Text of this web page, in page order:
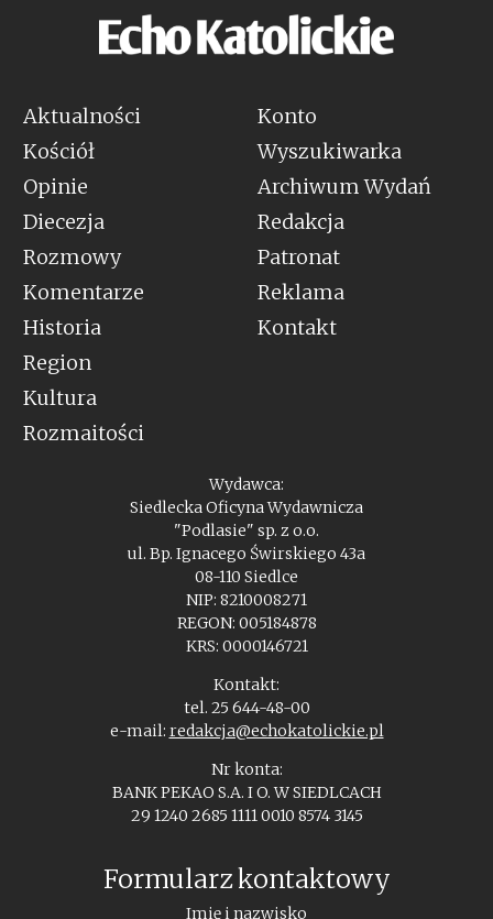
Aktualności
Kościół
Opinie
Diecezja
Rozmowy
Komentarze
Historia
Region
Kultura
Rozmaitości
Konto
Wyszukiwarka
Archiwum Wydań
Redakcja
Patronat
Reklama
Kontakt
Wydawca:
Siedlecka Oficyna Wydawnicza
"Podlasie" sp. z o.o.
ul. Bp. Ignacego Świrskiego 43a
08-110 Siedlce
NIP: 8210008271
REGON: 005184878
KRS: 0000146721
Kontakt:
tel. 25 644-48-00
e-mail: redakcja@echokatolickie.pl
Nr konta:
BANK PEKAO S.A. I O. W SIEDLCACH
29 1240 2685 1111 0010 8574 3145
Formularz kontaktowy
Imię i nazwisko